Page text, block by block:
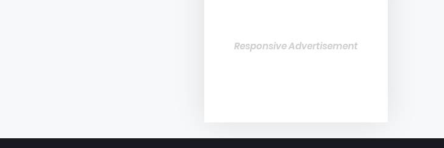
Responsive Advertisement